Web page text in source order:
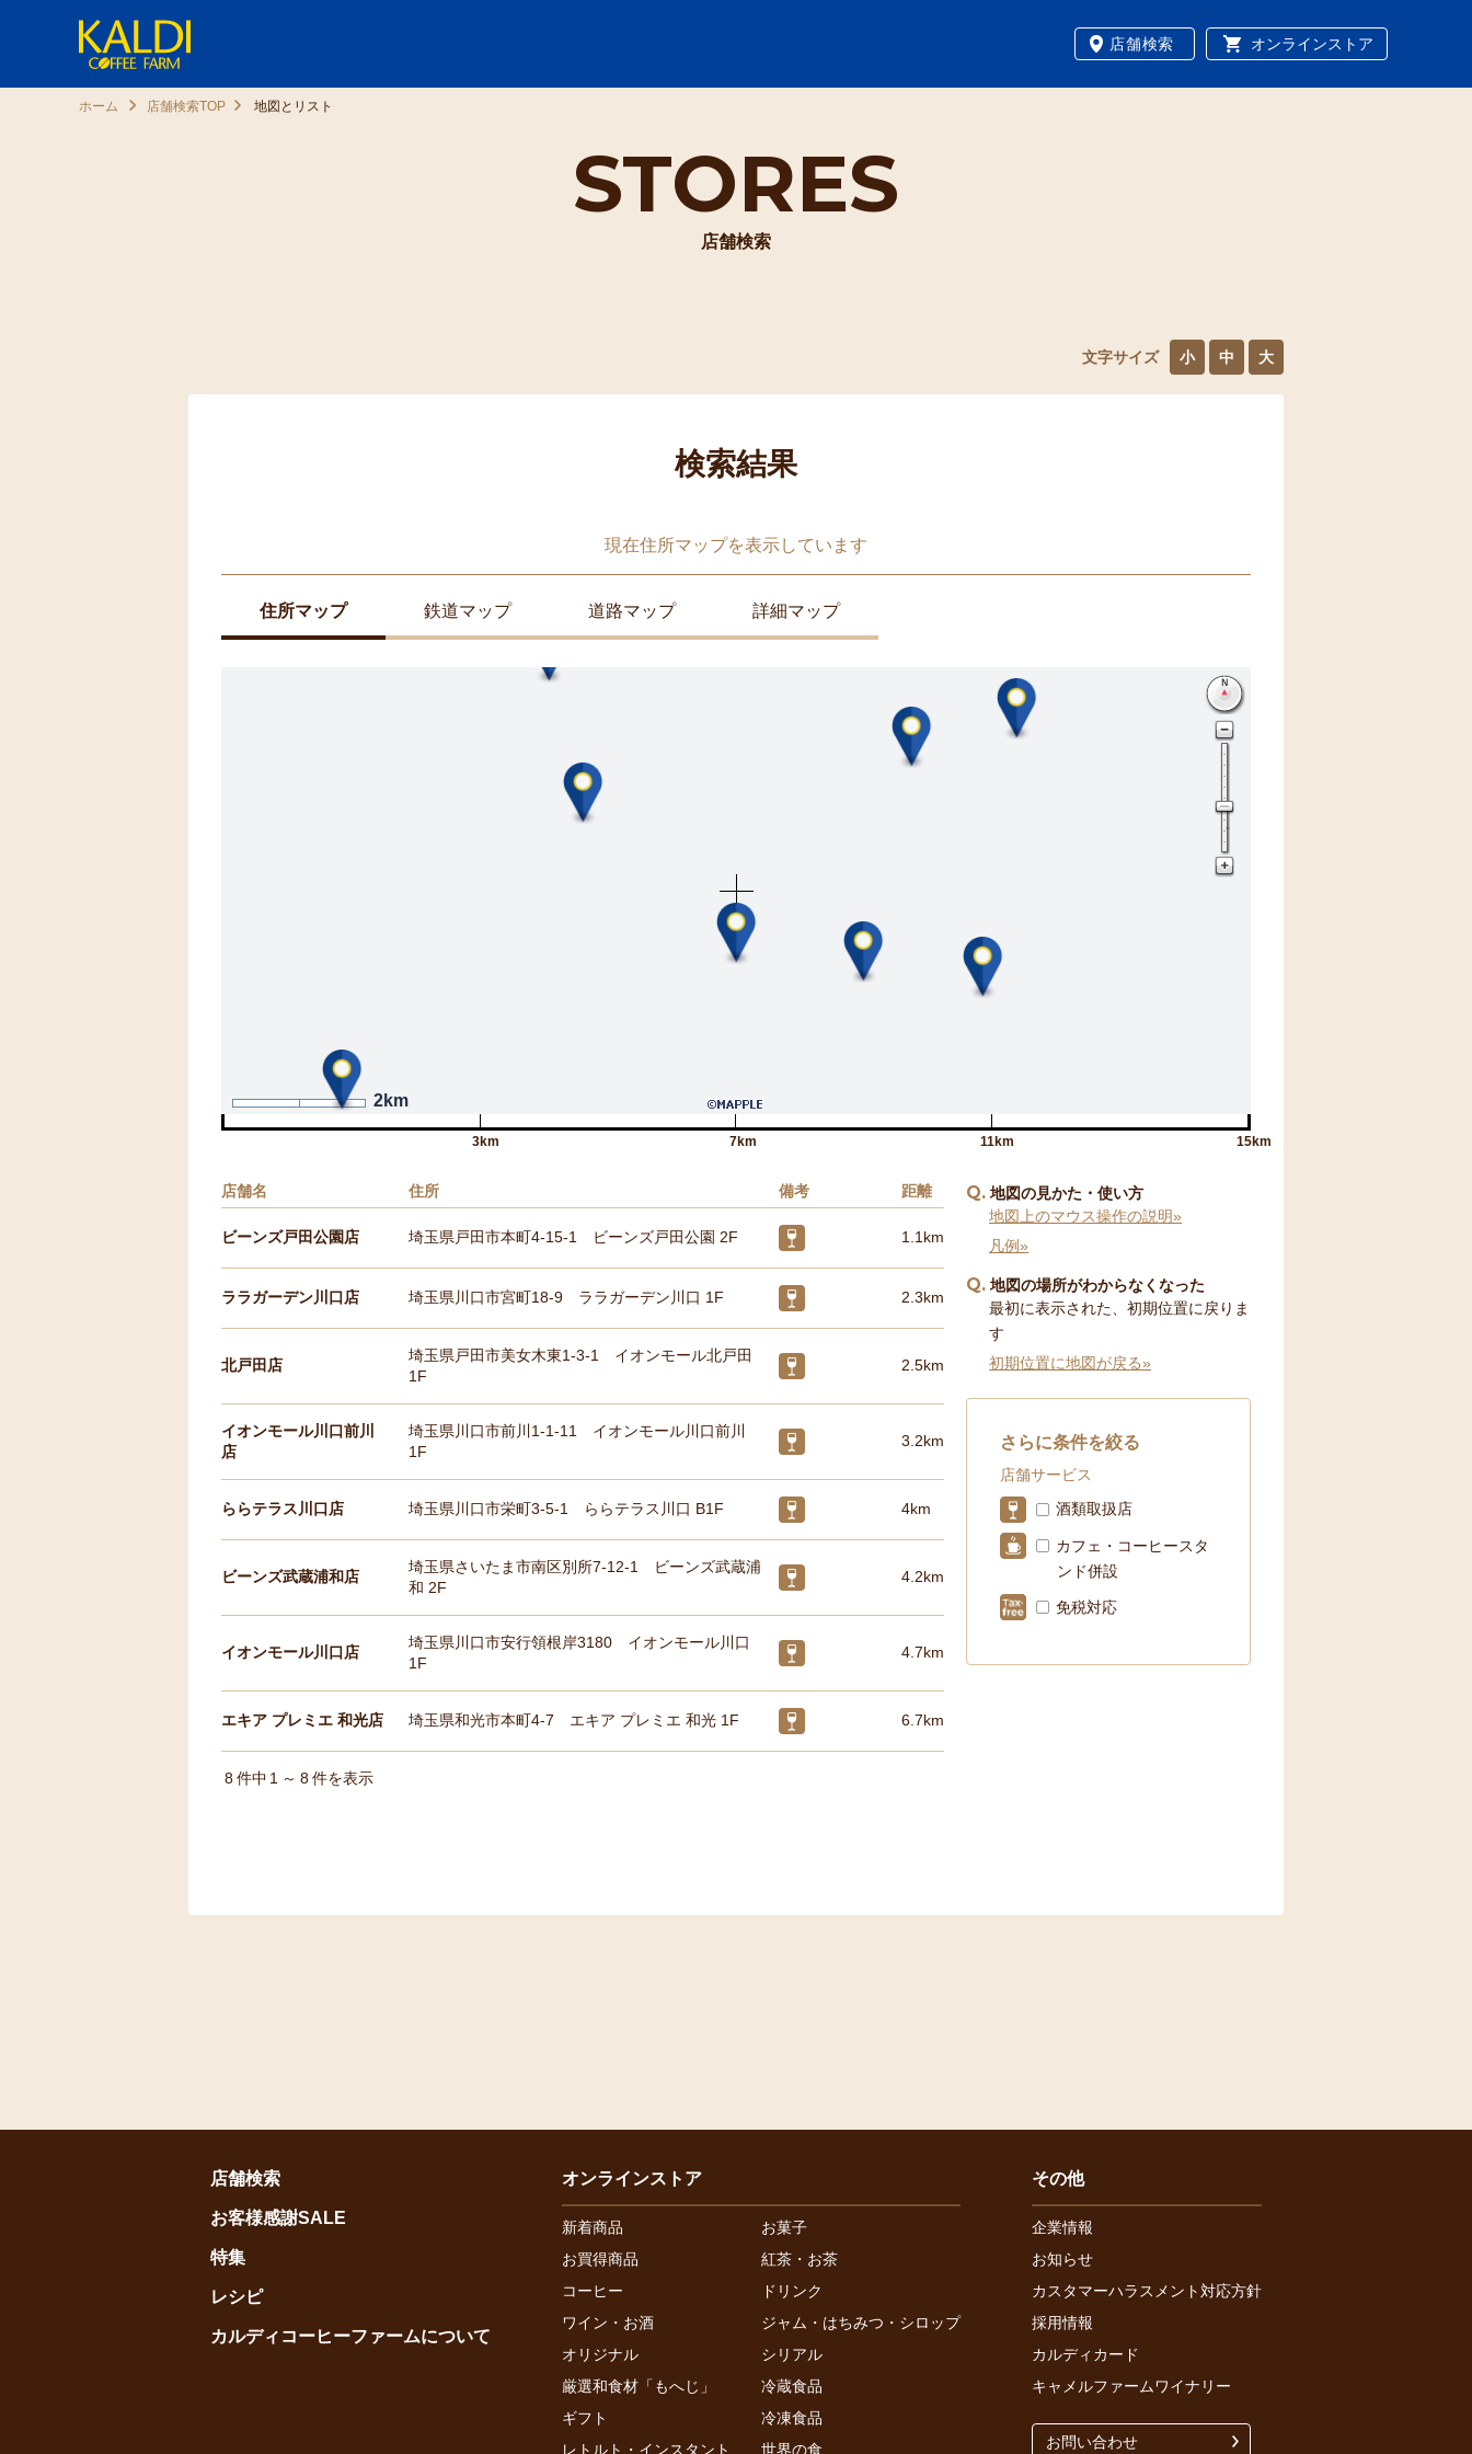
店舗検索 オンラインストア
STORES
店舗検索
ホーム 店舗検索TOP 地図とリスト
文字サイズ 小 中 大
検索結果
現在住所マップを表示しています
住所マップ 鉄道マップ 道路マップ 詳細マップ
2km
3km 7km 11km 15km
店舗名 住所 備考 距離
ビーンズ戸田公園店 埼玉県戸田市本町4-15-1 ビーンズ戸田公園 2F 1.1km
ララガーデン川口店 埼玉県川口市宮町18-9 ララガーデン川口 1F 2.3km
北戸田店
埼玉県戸田市美女木東1-3-1 イオンモール北戸田
1F
2.5km
イオンモール川口前川
店
埼玉県川口市前川1-1-11 イオンモール川口前川
1F
3.2km
ららテラス川口店 埼玉県川口市栄町3-5-1 ららテラス川口 B1F 4km
ビーンズ武蔵浦和店
埼玉県さいたま市南区別所7-12-1 ビーンズ武蔵浦
和 2F
4.2km
イオンモール川口店
埼玉県川口市安行領根岸3180 イオンモール川口
1F
4.7km
エキア プレミエ 和光店 埼玉県和光市本町4-7 エキア プレミエ 和光 1F 6.7km
8 件中 1 ～ 8件を表示
Q 地図の見かた・使い方
地図上のマウス操作の説明»
凡例»
Q 地図の場所がわからなくなった
最初に表示された、初期位置に戻りま
す
初期位置に地図が戻る»
さらに条件を絞る
店舗サービス
酒類取扱店
カフェ・コーヒースタ
ンド併設
免税対応
店舗検索
お客様感謝SALE
特集
レシピ
カルディコーヒーファームについて
オンラインストア
新着商品
お菓子
お買得商品
紅茶・お茶
コーヒー
ドリンク
ワイン・お酒
ジャム・はちみつ・シロップ
オリジナル
シリアル
厳選和食材「もへじ」
冷蔵食品
ギフト
冷凍食品
レトルト・インスタント
世界の食
その他
企業情報
お知らせ
カスタマーハラスメント対応方針
採用情報
カルディカード
キャメルファームワイナリー
お問い合わせ